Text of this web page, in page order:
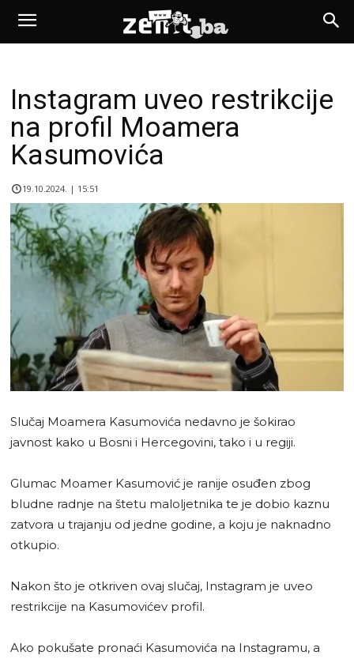
Instagram uveo restrikcije
na profil Moamera
Kasumovića
19.10.2024. | 15:51
Slučaj Moamera Kasumovića nedavno je šokirao
javnost kako u Bosni i Hercegovini, tako i u regiji.
Glumac Moamer Kasumović je ranije osuđen zbog
bludne radnje na štetu maloljetnika te je dobio kaznu
zatvora u trajanju od jedne godine, a koju je naknadno
otkupio.
Nakon što je otkriven ovaj slučaj, Instagram je uveo
restrikcije na Kasumovićev profil.
Ako pokušate pronaći Kasumovića na Instagramu, a